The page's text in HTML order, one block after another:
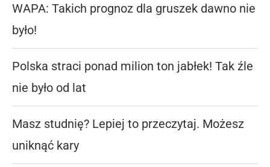
WAPA: Takich prognoz dla gruszek dawno nie
było!
Polska straci ponad milion ton jabłek! Tak źle
nie było od lat
Masz studnię? Lepiej to przeczytaj. Możesz
uniknąć kary